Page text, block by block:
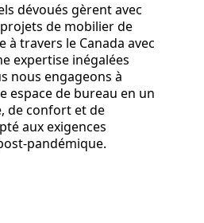
dévoués gèrent avec
de mobilier de
à travers le Canada avec
expertise inégalées
nous engageons à
espace de bureau en un
de confort et de
aux exigences
pandémique.